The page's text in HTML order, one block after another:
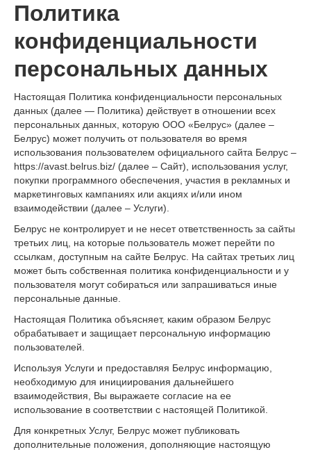
Политика
конфиденциальности
персональных данных
Настоящая Политика конфиденциальности персональных
данных (далее — Политика) действует в отношении всех
персональных данных, которую ООО «Белрус» (далее –
Белрус) может получить от пользователя во время
использования пользователем официального сайта Белрус –
https://avast.belrus.biz/ (далее – Сайт), использования услуг,
покупки программного обеспечения, участия в рекламных и
маркетинговых кампаниях или акциях и/или ином
взаимодействии (далее – Услуги).
Белрус не контролирует и не несет ответственность за сайты
третьих лиц, на которые пользователь может перейти по
ссылкам, доступным на сайте Белрус. На сайтах третьих лиц
может быть собственная политика конфиденциальности и у
пользователя могут собираться или запрашиваться иные
персональные данные.
Настоящая Политика объясняет, каким образом Белрус
обрабатывает и защищает персональную информацию
пользователей.
Используя Услуги и предоставляя Белрус информацию,
необходимую для инициирования дальнейшего
взаимодействия, Вы выражаете согласие на ее
использование в соответствии с настоящей Политикой.
Для конкретных Услуг, Белрус может публиковать
дополнительные положения, дополняющие настоящую